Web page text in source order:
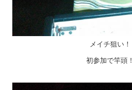
メイチ狙い！
初参加で竿頭！